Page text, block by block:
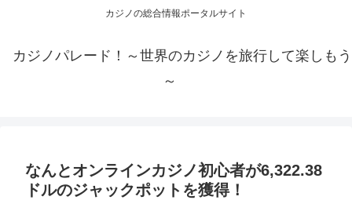
カジノの総合情報ポータルサイト
カジノパレード！～世界のカジノを旅行して楽しもう
～
なんとオンラインカジノ初心者が6,322.38
ドルのジャックポットを獲得！